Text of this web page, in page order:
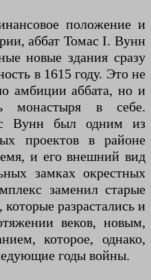
положение и
аббат Томас I. Вунн
новые здания сразу
в 1615 году. Это не
амбиции аббата, но и
монастыря в себе.
Вунн был одним из
проектов в районе
и его внешний вид
замках окрестных
заменил старые
разрастались и
веков, новым,
которое, однако,
годы войны.